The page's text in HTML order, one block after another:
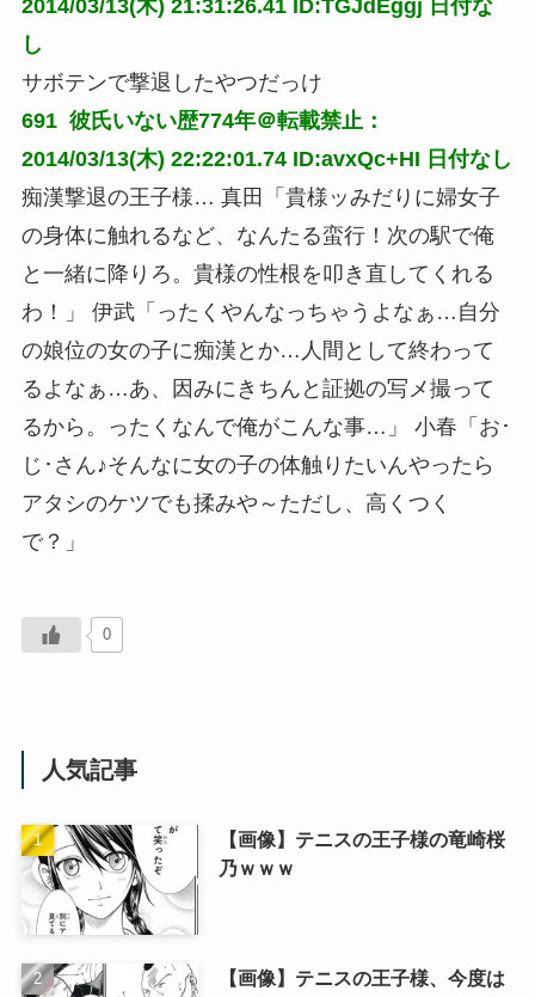
2014/03/13(木) 21:31:26.41 ID:TGJdEggj 日付な
し
サボテンで撃退したやつだっけ
691 彼氏いない歴774年＠転載禁止：
2014/03/13(木) 22:22:01.74 ID:avxQc+HI 日付なし
痴漢撃退の王子様… 真田「貴様ッみだりに婦女子
の身体に触れるなど、なんたる蛮行！次の駅で俺
と一緒に降りろ。貴様の性根を叩き直してくれる
わ！」 伊武「ったくやんなっちゃうよなぁ…自分
の娘位の女の子に痴漢とか…人間として終わって
るよなぁ…あ、因みにきちんと証拠の写メ撮って
るから。ったくなんで俺がこんな事…」 小春「お･
じ･さん♪そんなに女の子の体触りたいんやったら
アタシのケツでも揉みや～ただし、高くつく
で？」
0
人気記事
【画像】テニスの王子様の竜崎桜
乃ｗｗｗ
【画像】テニスの王子様、今度は